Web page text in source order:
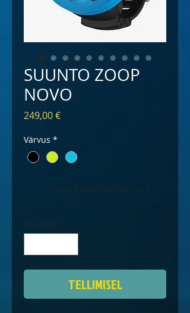
SUUNTO ZOOP
NOVO
249,00 €Price
Värvus *
Only X items left in stock
Quantity *
TELLIMISEL